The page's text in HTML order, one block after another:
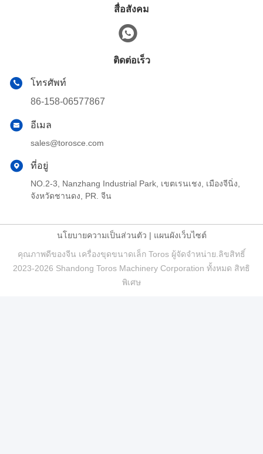
สื่อสังคม
ติดต่อเร็ว
โทรศัพท์
86-158-06577867
อีเมล
sales@torosce.com
ที่อยู่
NO.2-3, Nanzhang Industrial Park, เขตเรนเชง, เมืองจีนิ่ง,
จังหวัดชานดง, PR. จีน
นโยบายความเป็นส่วนตัว | แผนผังเว็บไซต์
คุณภาพดีของจีน เครื่องขุดขนาดเล็ก Toros ผู้จัดจําหน่าย.ลิขสิทธิ์
2023-2026 Shandong Toros Machinery Corporation ทั้งหมด สิทธิ
พิเศษ